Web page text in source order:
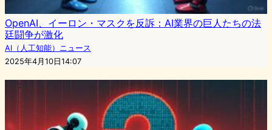
OpenAI、イーロン・マスクを反訴：AI業界の巨人たちの法
廷闘争が激化
AI（人工知能）ニュース
2025年4月10日14:07